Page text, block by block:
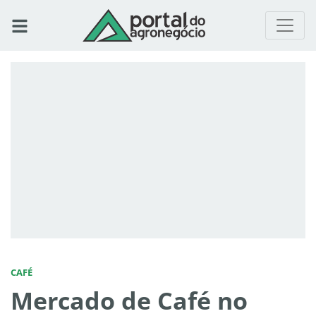
CAFÉ
Mercado de Café no